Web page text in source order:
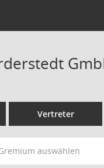
Vertreter
auswählen